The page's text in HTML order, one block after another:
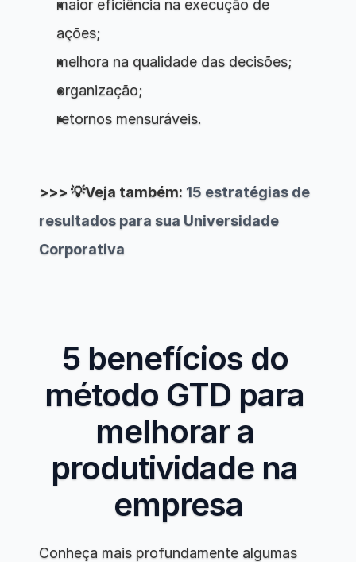
maior eficiência na execução de
ações;
melhora na qualidade das decisões;
organização;
retornos mensuráveis.
>>> 💡Veja também: 15 estratégias de
resultados para sua Universidade
Corporativa
5 benefícios do
método GTD para
melhorar a
produtividade na
empresa
Conheça mais profundamente algumas